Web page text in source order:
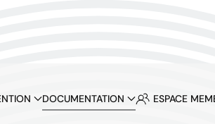
DOCUMENTATION ESPACE